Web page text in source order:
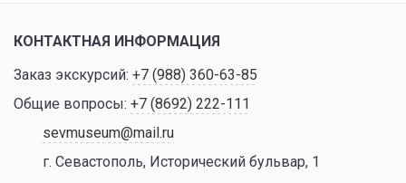
КОНТАКТНАЯ ИНФОРМАЦИЯ
Заказ экскурсий: +7 (988) 360-63-85
Общие вопросы: +7 (8692) 222-111
sevmuseum@mail.ru
г. Севастополь, Исторический бульвар, 1